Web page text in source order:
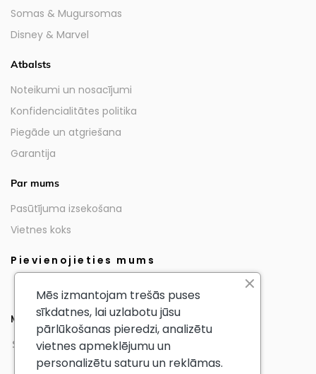
Somas & Mugursomas
Disney & Marvel
Atbalsts
Noteikumi un nosacījumi
Konfidencialitātes politika
Piegāde un atgriešana
Garantija
Par mums
Pasūtījuma izsekošana
Vietnes koks
Pievienojieties mums
Mūsu partneri
Mēs izmantojam trešās puses
sīkdatnes, lai uzlabotu jūsu
pārlūkošanas pieredzi, analizētu
vietnes apmeklējumu un
personalizētu saturu un reklāmas.